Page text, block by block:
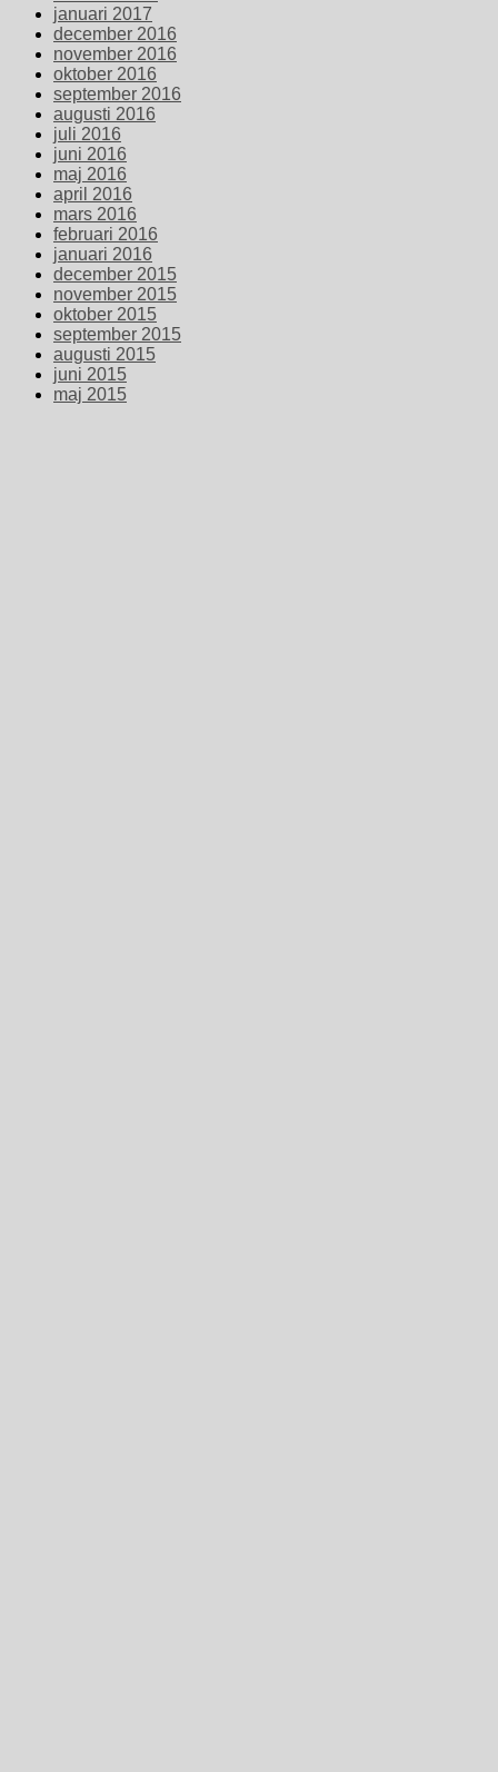
januari 2017
december 2016
november 2016
oktober 2016
september 2016
augusti 2016
juli 2016
juni 2016
maj 2016
april 2016
mars 2016
februari 2016
januari 2016
december 2015
november 2015
oktober 2015
september 2015
augusti 2015
juni 2015
maj 2015